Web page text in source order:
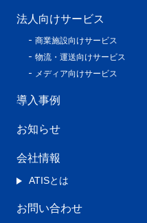
法人向けサービス
商業施設向けサービス
物流・運送向けサービス
メディア向けサービス
導入事例
お知らせ
会社情報
ATISとは
お問い合わせ